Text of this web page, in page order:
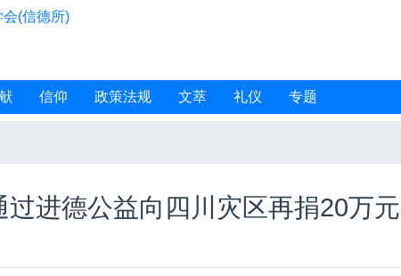
(信德所)
信仰 政策法规 文萃 礼仪 专题
过进德公益向四川灾区再捐20万元